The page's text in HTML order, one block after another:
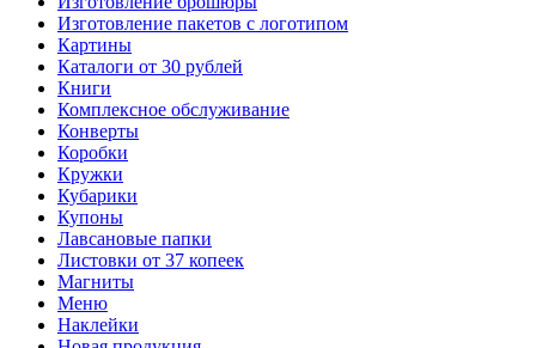
Изготовление пакетов с логотипом
Картины
Каталоги от 30 рублей
Книги
Комплексное обслуживание
Конверты
Коробки
Кружки
Кубарики
Купоны
Лавсановые папки
Листовки от 37 копеек
Магниты
Меню
Наклейки